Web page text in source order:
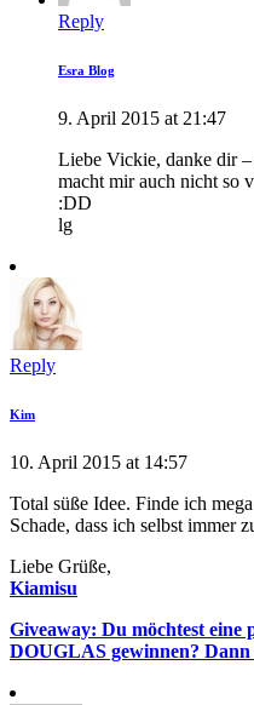
Reply
Esra Blog
9. April 2015 at 21:47
Liebe Vickie, danke dir
macht mir auch nicht so
:DD
lg
Reply
Kim
10. April 2015 at 14:57
Total süße Idee. Finde ich
Schade, dass ich selbst immer
Liebe Grüße,
Kiamisu
Giveaway: Du möchtest eine
DOUGLAS gewinnen?